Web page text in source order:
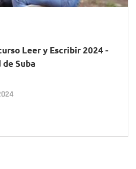
Leer y Escribir 2024 -
Suba